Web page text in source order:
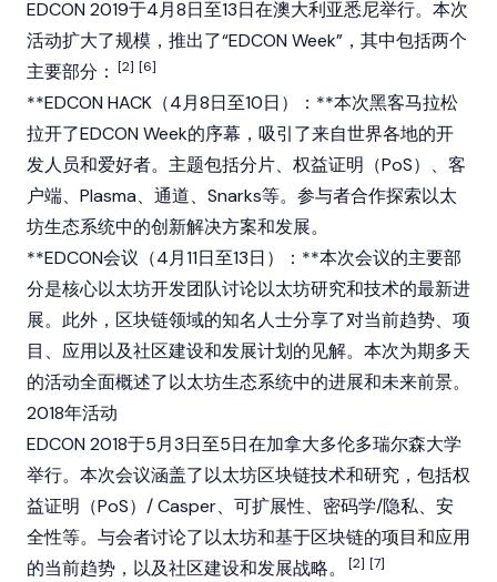
EDCON 2019于4月8日至13日在澳大利亚悉尼举行。本次
活动扩大了规模，推出了“EDCON Week”，其中包括两个
主要部分： [2] [6]
**EDCON HACK（4月8日至10日）：**本次黑客马拉松
拉开了EDCON Week的序幕，吸引了来自世界各地的开
发人员和爱好者。主题包括分片、权益证明（PoS）、客
户端、Plasma、通道、Snarks等。参与者合作探索以太
坊生态系统中的创新解决方案和发展。
**EDCON会议（4月11日至13日）：**本次会议的主要部
分是核心以太坊开发团队讨论以太坊研究和技术的最新进
展。此外，区块链领域的知名人士分享了对当前趋势、项
目、应用以及社区建设和发展计划的见解。本次为期多天
的活动全面概述了以太坊生态系统中的进展和未来前景。
2018年活动
EDCON 2018于5月3日至5日在加拿大多伦多瑞尔森大学
举行。本次会议涵盖了以太坊区块链技术和研究，包括权
益证明（PoS）/ Casper、可扩展性、密码学/隐私、安
全性等。与会者讨论了以太坊和基于区块链的项目和应用
的当前趋势，以及社区建设和发展战略。
[2] [7]